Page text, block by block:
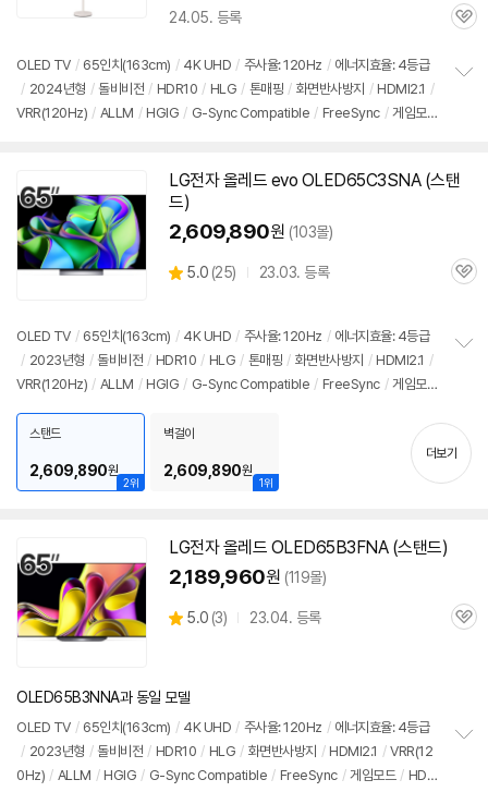
24.05. 등록
관
OLED TV / 65인치 (163cm) / 4K UHD / 주사율: 120Hz / 에너지효율: 4등급
/ 2024년형 / 돌비비전 / HDR10 / HLG / 톤매핑 / 화면반사방지 / HDMI2.1 /
VRR(120Hz) / ALLM / HGIG / G-Sync Compatible / FreeSync / 게임모
LG전자올레드 evo OLED65C3SNA (스탠
드)
2,609,890원 (103몰)
별
5.0 (상
뷰
25) 23.03. 등록
관
OLED TV / 65인치 (163cm) / 4K UHD / 주사율: 120Hz / 에너지효율: 4등급
/ 2023년형 / 돌비비전 / HDR10 / HLG / 톤매핑 / 화면반사방지 / HDMI2.1 /
VRR(120Hz) / ALLM / HGIG / G-Sync Compatible / FreeSync / 게임모
기
2위
스탠드
2,609,890원
1위
벽걸이
2,609,890원
더보기
LG전자올레드 OLED65B3FNA (스탠드)
2,189,960원 (119몰)
별
5.0 (상
3) 23.04. 등록
관
영
OLED65B3NNA과 동일 모델
OLED TV / 65인치 (163cm) / 4K UHD / 주사율: 120Hz / 에너지효율: 4등급
/ 2023년형 / 돌비비전 / HDR10 / HLG / 화면반사방지 / HDMI2.1 / VRR(12
0Hz) / ALLM / HGIG / G-Sync Compatible / FreeSync / 게임모드 / HDM